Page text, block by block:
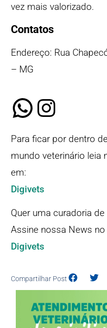
vez mais valorizado.
Contatos
Endereço: Rua
– MG
Para ficar por dentro
mundo veterinário leia
em:
Digivets
Quer uma curadoria
Assine nossa News no
Digivets
Compartilhar Post